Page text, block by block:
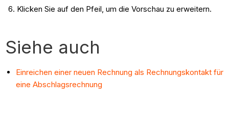
Klicken Sie auf den Pfeil, um die Vorschau zu erweitern.
Siehe auch
Einreichen einer neuen Rechnung als Rechnungskontakt für
eine Abschlagsrechnung